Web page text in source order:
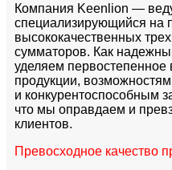
Компания Keenlion —
специализирующийся на
высококачественных
сумматоров. Как
уделяем первостепенное
продукции,
и конкурентоспособным
что мы оправдаем и
клиентов.
Превосходное качество